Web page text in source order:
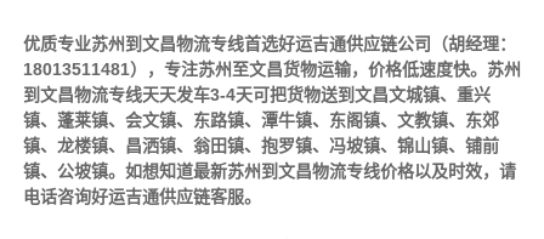
优质专业苏州到文昌物流专线首选好运吉通供应链公司（胡经理：
18013511481），专注苏州至文昌货物运输，价格低速度快。苏州
到文昌物流专线天天发车3-4天可把货物送到文昌文城镇、重兴
镇、蓬莱镇、会文镇、东路镇、潭牛镇、东阁镇、文教镇、东郊
镇、龙楼镇、昌洒镇、翁田镇、抱罗镇、冯坡镇、锦山镇、铺前
镇、公坡镇。如想知道最新苏州到文昌物流专线价格以及时效，请
电话咨询好运吉通供应链客服。